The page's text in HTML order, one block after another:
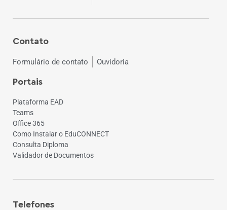
Contato
Formulário de contato Ouvidoria
Portais
Plataforma EAD
Teams
Office 365
Como Instalar o EduCONNECT
Consulta Diploma
Validador de Documentos
Telefones